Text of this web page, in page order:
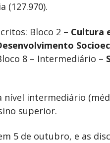
(127.970).
Bloco 2 – Cultura
8 – Intermediário –
nível intermediário
superior.
5 de outubro, e as